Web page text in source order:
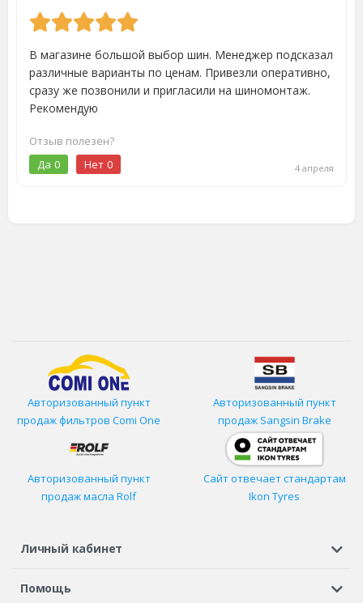
4 апреля
В магазине большой выбор шин. Менеджер подсказал
различные варианты по ценам. Привезли оперативно,
сразу же позвонили и пригласили на шиномонтаж.
Рекомендую
Отзыв полезен?
Да 0 Нет 0
Авторизованный пункт
продаж фильтров Comi One
Авторизованный пункт
продаж Sangsin Brake
Авторизованный пункт
продаж масла Rolf
Сайт отвечает стандартам
Ikon Tyres
Личный кабинет
Регистрация или вход
Помощь